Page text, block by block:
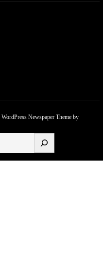
WordPress Newspaper Themeby